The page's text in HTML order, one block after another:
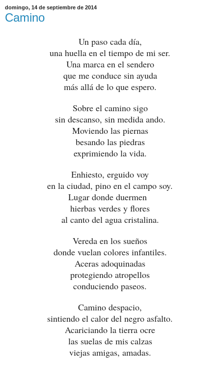
domingo, 14 de septiembre de 2014
Camino
Un paso cada día,
una huella en el tiempo de mi ser.
Una marca en el sendero
que me conduce sin ayuda
más allá de lo que espero.
Sobre el camino sigo
sin descanso, sin medida ando.
Moviendo las piernas
besando las piedras
exprimiendo la vida.
Enhiesto, erguido voy
en la ciudad, pino en el campo soy.
Lugar donde duermen
hierbas verdes y flores
al canto del agua cristalina.
Vereda en los sueños
donde vuelan colores infantiles.
Aceras adoquinadas
protegiendo atropellos
conduciendo paseos.
Camino despacio,
sintiendo el calor del negro asfalto.
Acariciando la tierra ocre
las suelas de mis calzas
viejas amigas, amadas.